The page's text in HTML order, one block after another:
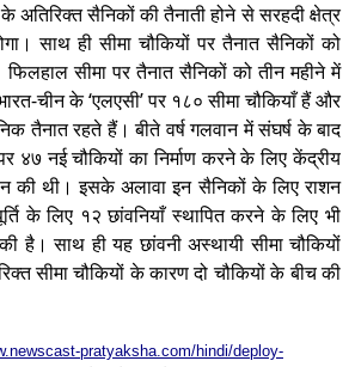
के अतिरिक्त सैनिकों की तैनाती होने से सरहदी क्षेत्र
साथ ही सीमा चौकियों पर तैनात सैनिकों को
सीमा पर तैनात सैनिकों को तीन महीने में
-चीन के ‘एलएसी’ पर १८० सीमा चौकियाँ हैं और
तैनात रहते हैं। बीते वर्ष गलवान में संघर्ष के बाद
४७ नई चौकियों का निर्माण करने के लिए केंद्रीय
की थी। इसके अलावा इन सैनिकों के लिए राशन
के लिए १२ छांवनियाँ स्थापित करने के लिए भी
है। साथ ही यह छांवनी अस्थायी सीमा चौकियों
सीमा चौकियों के कारण दो चौकियों के बीच की
pratyaksha.com/hindi/deploy-